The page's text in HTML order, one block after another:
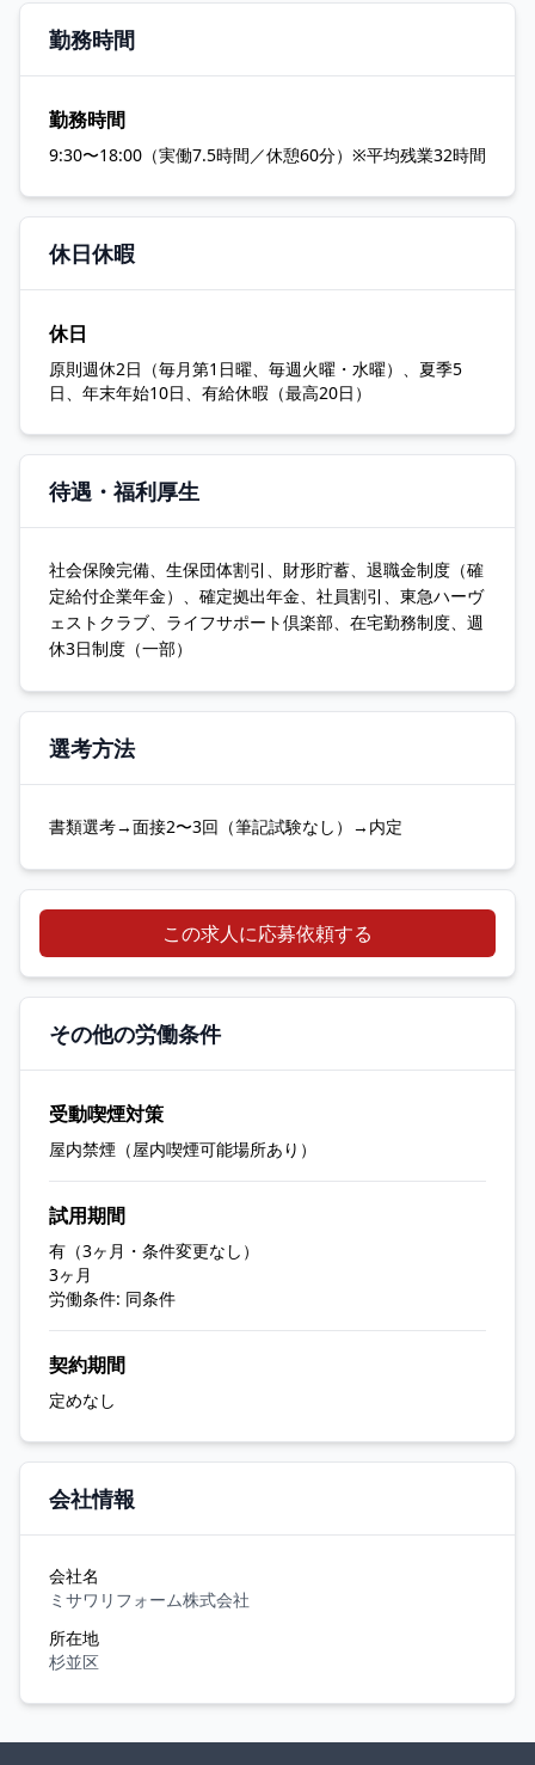
勤務時間
勤務時間
9:30〜18:00（実働7.5時間／休憩60分）※平均残業32時間
休日休暇
休日
原則週休2日（毎月第1日曜、毎週火曜・水曜）、夏季5
日、年末年始10日、有給休暇（最高20日）
待遇・福利厚生
社会保険完備、生保団体割引、財形貯蓄、退職金制度（確
定給付企業年金）、確定拠出年金、社員割引、東急ハーヴ
ェストクラブ、ライフサポート倶楽部、在宅勤務制度、週
休3日制度（一部）
選考方法
書類選考→面接2〜3回（筆記試験なし）→内定
この求人に応募依頼する
その他の労働条件
受動喫煙対策
屋内禁煙（屋内喫煙可能場所あり）
試用期間
有（3ヶ月・条件変更なし）
3ヶ月
労働条件: 同条件
契約期間
定めなし
会社情報
会社名
ミサワリフォーム株式会社
所在地
杉並区